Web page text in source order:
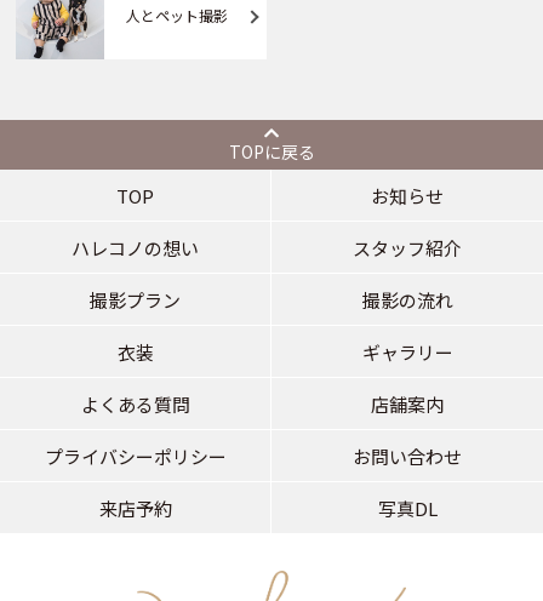
人とペット撮影
TOPに戻る
TOP お知らせ
ハレコノの想い スタッフ紹介
撮影プラン 撮影の流れ
衣装 ギャラリー
よくある質問 店舗案内
プライバシーポリシー お問い合わせ
来店予約 写真DL